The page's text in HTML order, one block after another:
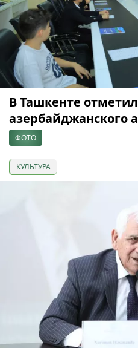
В Ташкенте
азербайджанского
ФОТО
КУЛЬТУРА